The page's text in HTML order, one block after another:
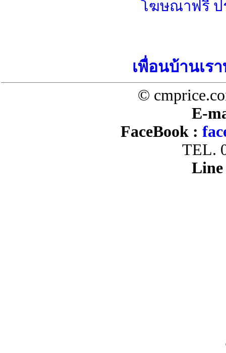
โฆษณาฟรี ป
เพื่อนบ้านเร
©
E-
FaceBook :
TEL.